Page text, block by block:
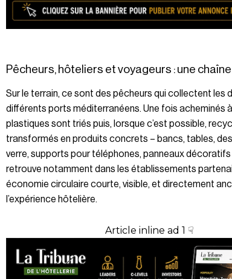
Pêcheurs, hôteliers et voyageurs : une
Sur le terrain, ce sont des pêcheurs qui collectent les
différents ports méditerranéens. Une fois acheminés
plastiques sont triés puis, lorsque c’est possible,
transformés en produits concrets – bancs, tables,
verre, supports pour téléphones, panneaux décoratifs
retrouve notamment dans les établissements
économie circulaire courte, visible, et directement
l’expérience hôtelière.
Article inline ad 1 ☟